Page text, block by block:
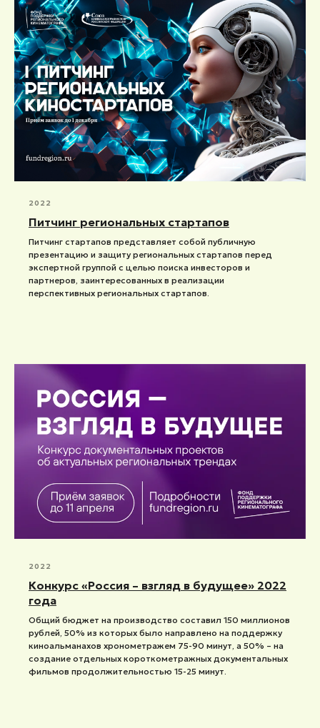
2022
Питчинг региональных стартапов
Питчинг стартапов представляет собой публичную
презентацию и защиту региональных стартапов перед
экспертной группой с целью поиска инвесторов и
партнеров, заинтересованных в реализации
перспективных региональных стартапов.
2022
Конкурс «Россия – взгляд в будущее» 2022
года
Общий бюджет на производство составил 150 миллионов
рублей, 50% из которых было направлено на поддержку
киноальманахов хронометражем 75-90 минут, а 50% – на
создание отдельных короткометражных документальных
фильмов продолжительностью 15-25 минут.